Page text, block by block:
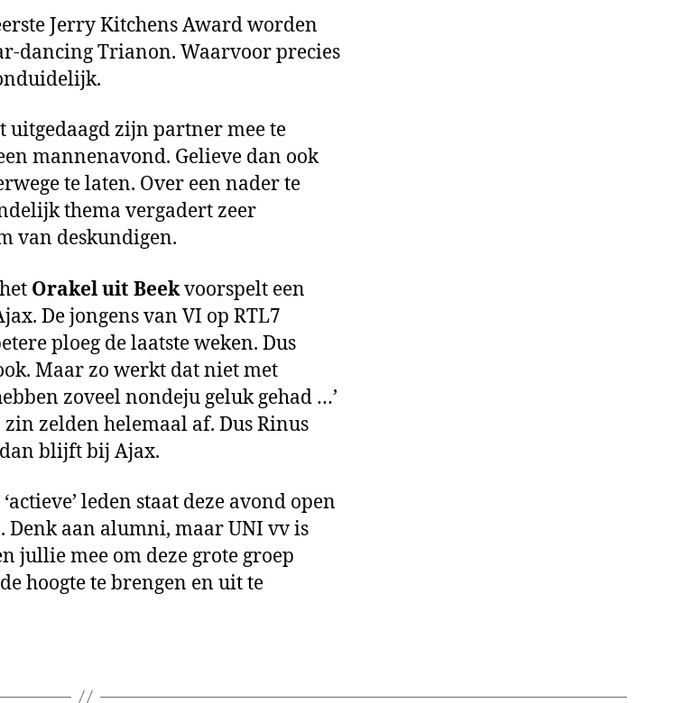
Jerry Kitchens Award worden
dancing Trianon. Waarvoor precies
uitgedaagd zijn partner mee te
mannenavond. Gelieve dan ook
te laten. Over een nader te
thema vergadert zeer
van deskundigen.
Orakel uit Beekvoorspelt een
De jongens van VI op RTL7
ploeg de laatste weken. Dus
Maar zo werkt dat niet met
zoveel nondeju geluk gehad …’
zelden helemaal af. Dus Rinus
blijft bij Ajax.
leden staat deze avond open
Denk aan alumni, maar UNI vv is
jullie mee om deze grote groep
hoogte te brengen en uit te